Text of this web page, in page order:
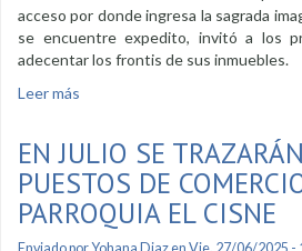
acceso por donde ingresa la sagrada
se encuentre expedito, invitó a los
adecentar los frontis de sus inmuebles.
Leer más
EN JULIO SE
PUESTOS DE
PARROQUIA EL CISNE